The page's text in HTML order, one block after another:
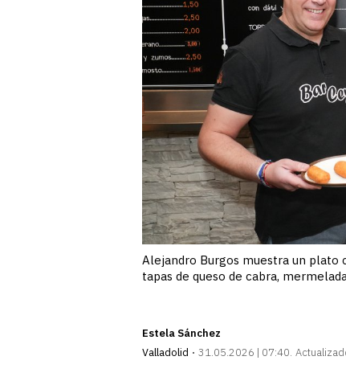
Alejandro Burgos muestra un plato
tapas de queso de cabra,
Estela Sánchez
Valladolid
31.05.2026 | 07:40